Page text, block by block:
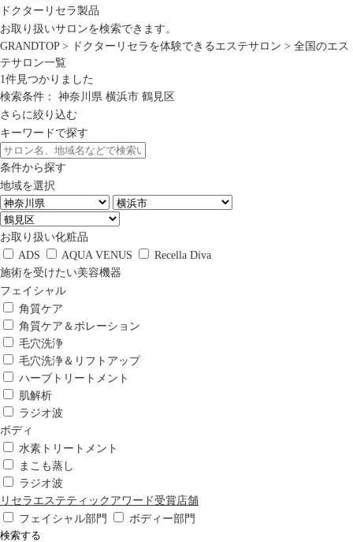
ドクターリセラ製品
お取り扱いサロンを検索できます。
GRANDTOP> ドクターリセラを体験できるエステサロン > 全国のエス
テサロン一覧
1件見つかりました
検索条件：
神奈川県 横浜市 鶴見区
さらに絞り込む
キーワードで探す
条件から探す
地域を選択
お取り扱い化粧品
ADS
AQUA VENUS
Recella Diva
施術を受けたい美容機器
フェイシャル
角質ケア
角質ケア＆ポレーション
毛穴洗浄
毛穴洗浄＆リフトアップ
ハーブトリートメント
肌解析
ラジオ波
ボディ
水素トリートメント
まこも蒸し
ラジオ波
リセラエステティックアワード受賞店舗
フェイシャル部門
ボディー部門
検索する